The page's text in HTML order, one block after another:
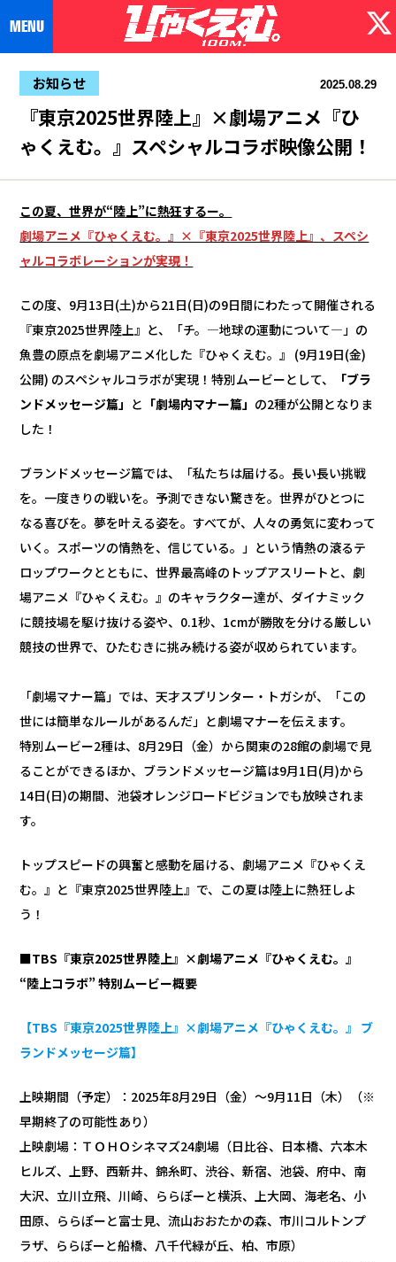
2025.08.29
お知らせ
『東京2025世界陸上』×劇場アニメ『ひ
ゃくえむ。』スペシャルコラボ映像公開！
この夏、世界が“陸上”に熱狂するー。
劇場アニメ『ひゃくえむ。』×『東京2025世界陸上』、スペシ
ャルコラボレーションが実現！
この度、9⽉13⽇(⼟)から21⽇(⽇)の9⽇間にわたって開催される
『東京2025世界陸上』と、「チ。―地球の運動について―」の
魚豊の原点を劇場アニメ化した『ひゃくえむ。』 (9月19日(金)
公開) のスペシャルコラボが実現！特別ムービーとして、
「ブラ
ンドメッセージ篇」 と 「劇場内マナー篇」 の2種が公開となりま
した！
ブランドメッセージ篇では、「私たちは届ける。長い長い挑戦
を。一度きりの戦いを。予測できない驚きを。世界がひとつに
なる喜びを。夢を叶える姿を。すべてが、人々の勇気に変わって
いく。スポーツの情熱を、信じている。」という情熱の滾るテ
ロップワークとともに、世界最高峰のトップアスリートと、劇
場アニメ『ひゃくえむ。』のキャラクター達が、ダイナミック
に競技場を駆け抜ける姿や、0.1秒、1cmが勝敗を分ける厳しい
競技の世界で、ひたむきに挑み続ける姿が収められています。
「劇場マナー篇」では、天才スプリンター・トガシが、「この
世には簡単なルールがあるんだ」と劇場マナーを伝えます。
特別ムービー2種は、8月29日（金）から関東の28館の劇場で見
ることができるほか、ブランドメッセージ篇は9月1日(月)から
14日(日)の期間、池袋オレンジロードビジョンでも放映されま
す。
トップスピードの興奮と感動を届ける、劇場アニメ『ひゃくえ
む。』と『東京2025世界陸上』で、この夏は陸上に熱狂しよ
う！
■TBS『東京2025世界陸上』×劇場アニメ『ひゃくえむ。』
“陸上コラボ” 特別ムービー概要
【TBS『東京2025世界陸上』×劇場アニメ『ひゃくえむ。』 ブ
ランドメッセージ篇】
上映期間（予定）：2025年8月29日（金）～9月11日（木）（※
早期終了の可能性あり）
上映劇場：ＴＯＨＯシネマズ24劇場（日比谷、日本橋、六本木
ヒルズ、上野、西新井、錦糸町、渋谷、新宿、池袋、府中、南
大沢、立川立飛、川崎、ららぽーと横浜、上大岡、海老名、小
田原、ららぽーと富士見、流山おおたかの森、市川コルトンプ
ラザ、ららぽーと船橋、八千代緑が丘、柏、市原）